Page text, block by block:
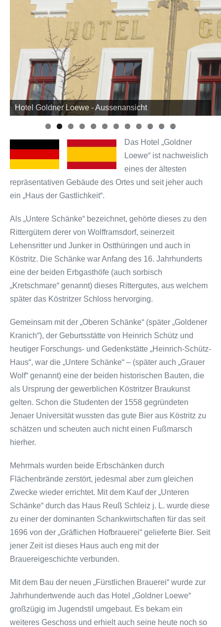
Hotel Goldner Loewe - Aussenansicht
Hotel Goldner Loewe - Zimmer
0 1
2
Das Hotel „Goldner
Loewe“ ist nachweislich
eines der ältesten
repräsentativen Gebäude des Ortes und seit jeher auch
ein „Haus der Gastlichkeit“.
Als „Untere Schänke“ bezeichnet, gehörte dieses zu den
Rittergütern derer von Wolfframsdorf, seinerzeit
Lehensritter und Junker in Ostthüringen und auch in
Köstritz. Die Schänke war Anfang des 16. Jahrhunderts
eine der beiden Erbgasthöfe (auch sorbisch
„Kretschmare“ genannt) dieses Rittergutes, aus welchem
später das Köstritzer Schloss hervorging.
Gemeinsam mit der „Oberen Schänke“ (später „Goldener
Kranich“), der Geburtsstätte von Heinrich Schütz und
heutiger Forschungs- und Gedenkstätte „Heinrich-Schütz-
Haus“, war die „Untere Schänke“ – (später auch „Grauer
Wolf“ genannt) eine der beiden historischen Bauten, die
als Ursprung der gewerblichen Köstritzer Braukunst
gelten. Schon die Studenten der 1558 gegründeten
Jenaer Universität wussten das gute Bier aus Köstritz zu
schätzen und scheuten auch nicht einen Fußmarsch
hierher.
Mehrmals wurden beide Erbschänken durch
Flächenbrände zerstört, jedesmal aber zum gleichen
Zwecke wieder errichtet. Mit dem Kauf der „Unteren
Schänke“ durch das Haus Reuß Schleiz j. L. wurde diese
zu einer der dominanten Schankwirtschaften für das seit
1696 von der „Gräflichen Hofbrauerei“ gelieferte Bier. Seit
jener Zeit ist dieses Haus auch eng mit der
Brauereigeschichte verbunden.
Mit dem Bau der neuen „Fürstlichen Brauerei“ wurde zur
Jahrhundertwende auch das Hotel „Goldner Loewe“
großzügig im Jugendstil umgebaut. Es bekam ein
weiteres Geschoss und erhielt auch seine heute noch so